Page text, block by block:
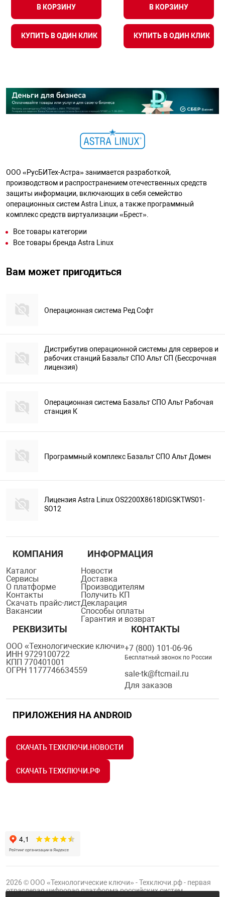
В КОРЗИНУ
КУПИТЬ В ОДИН КЛИК
В КОРЗИНУ
КУПИТЬ В ОДИН КЛИК
ООО «РусБИТех-Астра» занимается разработкой,
производством и распространением отечественных средств
защиты информации, включающих в себя семейство
операционных систем Astra Linux, а также программный
комплекс средств виртуализации «Брест».
Все товары категории
Все товары бренда Astra Linux
Вам может пригодиться
Операционная система Ред Софт
Дистрибутив операционной системы для серверов и
рабочих станций Базальт СПО Альт СП (Бессрочная
лицензия)
Операционная система Базальт СПО Альт Рабочая
станция К
Программный комплекс Базальт СПО Альт Домен
Лицензия Astra Linux OS2200X8618DIGSKTWS01-
SO12
КОМПАНИЯ
Каталог
Сервисы
О платформе
Контакты
Скачать прайс-лист
Вакансии
ИНФОРМАЦИЯ
Новости
Доставка
Производителям
Получить КП
Декларация
Способы оплаты
Гарантия и возврат
РЕКВИЗИТЫ
ООО «Технологические ключи»
ИНН 9729100722
КПП 770401001
ОГРН 1177746634559
КОНТАКТЫ
+7 (800) 101-06-96
Бесплатный звонок по России
sale-tk@ftcmail.ru
Для заказов
ПРИЛОЖЕНИЯ НА ANDROID
СКАЧАТЬ ТЕХКЛЮЧИ.НОВОСТИ
СКАЧАТЬ ТЕХКЛЮЧИ.РФ
2026 © ООО «Технологические ключи» - Техключи.рф - первая
отраслевая цифровая платформа российских систем